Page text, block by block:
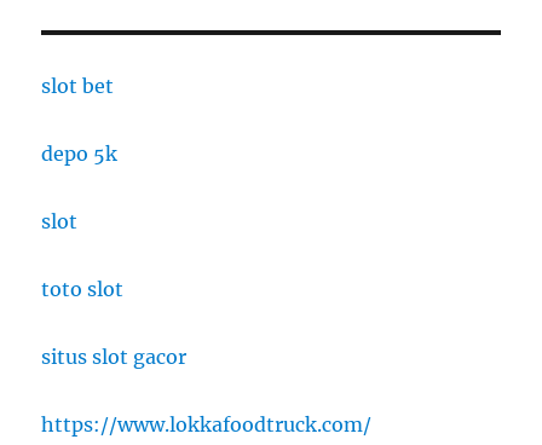
slot bet
depo 5k
slot
toto slot
situs slot gacor
https://www.lokkafoodtruck.com/